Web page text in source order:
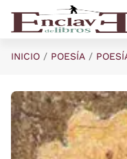
Saltar al contenido
INICIO POESÍA